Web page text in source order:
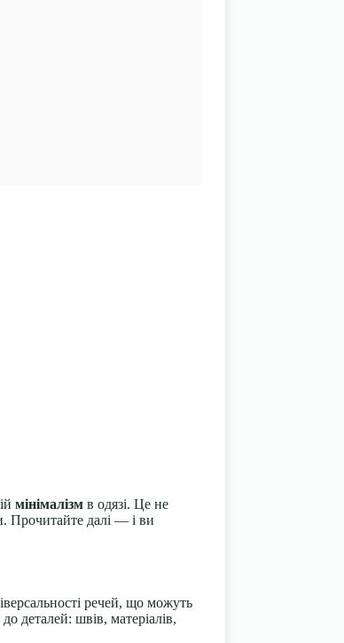
мінімалізм в одязі. Це не
Прочитайте далі — і ви
речей, що можуть
деталей: швів, матеріалів,